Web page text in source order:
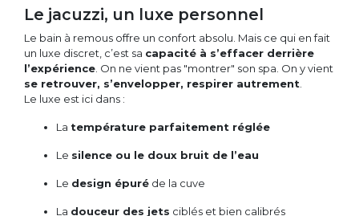
Le jacuzzi, un luxe personnel
Le bain à remous offre un confort absolu. Mais ce qui en fait
un luxe discret, c’est sa capacité à s’effacer derrière
l’expérience . On ne vient pas "montrer" son spa. On y vient
se retrouver, s’envelopper, respirer autrement
Le luxe est ici dans :
La température parfaitement réglée
Le silence ou le doux bruit de l’eau
Le design épuré de la cuve
La douceur des jets ciblés et bien calibrés